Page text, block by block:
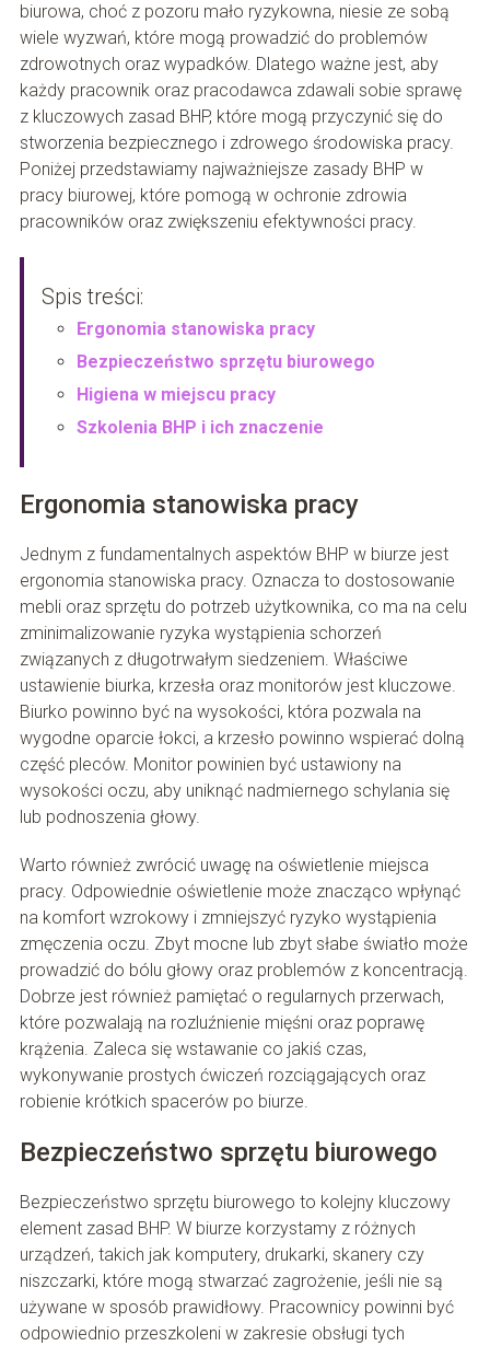
biurowa, choć z pozoru mało ryzykowna, niesie ze sobą
wiele wyzwań, które mogą prowadzić do problemów
zdrowotnych oraz wypadków. Dlatego ważne jest, aby
każdy pracownik oraz pracodawca zdawali sobie sprawę
z kluczowych zasad BHP, które mogą przyczynić się do
stworzenia bezpiecznego i zdrowego środowiska pracy.
Poniżej przedstawiamy najważniejsze zasady BHP w
pracy biurowej, które pomogą w ochronie zdrowia
pracowników oraz zwiększeniu efektywności pracy.
Spis treści:
Ergonomia stanowiska pracy
Bezpieczeństwo sprzętu biurowego
Higiena w miejscu pracy
Szkolenia BHP i ich znaczenie
Ergonomia stanowiska pracy
Jednym z fundamentalnych aspektów BHP w biurze jest
ergonomia stanowiska pracy. Oznacza to dostosowanie
mebli oraz sprzętu do potrzeb użytkownika, co ma na celu
zminimalizowanie ryzyka wystąpienia schorzeń
związanych z długotrwałym siedzeniem. Właściwe
ustawienie biurka, krzesła oraz monitorów jest kluczowe.
Biurko powinno być na wysokości, która pozwala na
wygodne oparcie łokci, a krzesło powinno wspierać dolną
część pleców. Monitor powinien być ustawiony na
wysokości oczu, aby uniknąć nadmiernego schylania się
lub podnoszenia głowy.
Warto również zwrócić uwagę na oświetlenie miejsca
pracy. Odpowiednie oświetlenie może znacząco wpłynąć
na komfort wzrokowy i zmniejszyć ryzyko wystąpienia
zmęczenia oczu. Zbyt mocne lub zbyt słabe światło może
prowadzić do bólu głowy oraz problemów z koncentracją.
Dobrze jest również pamiętać o regularnych przerwach,
które pozwalają na rozluźnienie mięśni oraz poprawę
krążenia. Zaleca się wstawanie co jakiś czas,
wykonywanie prostych ćwiczeń rozciągających oraz
robienie krótkich spacerów po biurze.
Bezpieczeństwo sprzętu biurowego
Bezpieczeństwo sprzętu biurowego to kolejny kluczowy
element zasad BHP. W biurze korzystamy z różnych
urządzeń, takich jak komputery, drukarki, skanery czy
niszczarki, które mogą stwarzać zagrożenie, jeśli nie są
używane w sposób prawidłowy. Pracownicy powinni być
odpowiednio przeszkoleni w zakresie obsługi tych